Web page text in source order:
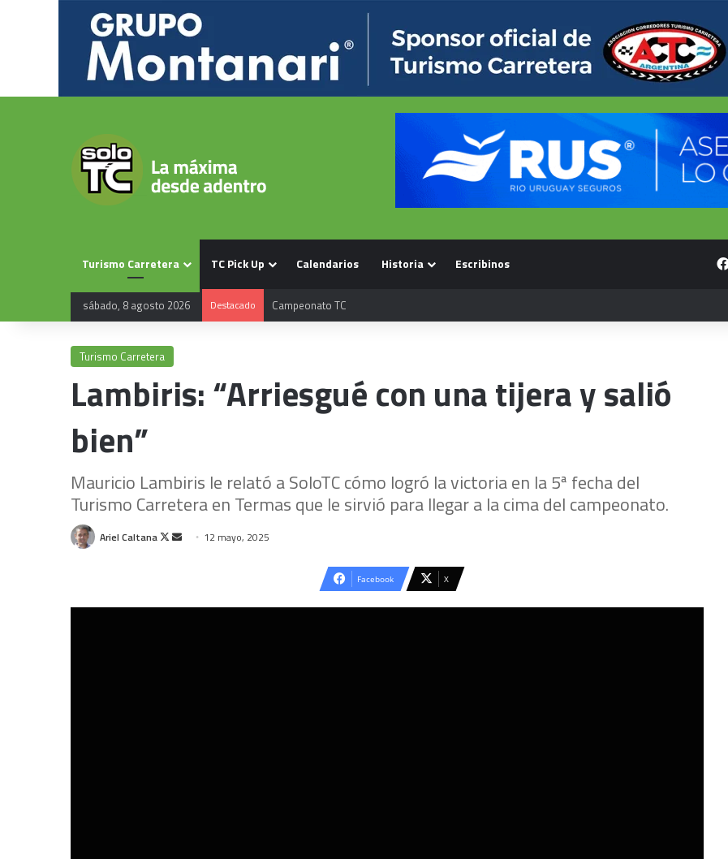
Turismo Carretera TC Pick Up Calendarios Historia Escribinos
sábado, 8 agosto 2026 Destacado Campeonato TC
Turismo Carretera
Lambiris: “Arriesgué con una tijera y salió
bien”
Mauricio Lambiris le relató a SoloTC cómo logró la victoria en la 5ª fecha del
Turismo Carretera en Termas que le sirvió para llegar a la cima del campeonato.
Ariel Caltana
Follow
Send 12 mayo, 2025
Facebook X